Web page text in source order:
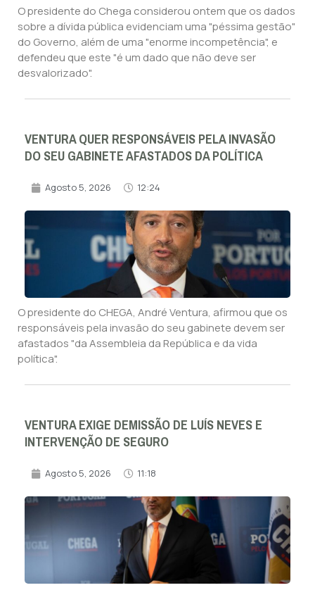
O presidente do Chega considerou ontem que os dados
sobre a dívida pública evidenciam uma "péssima gestão"
do Governo, além de uma "enorme incompetência", e
defendeu que este "é um dado que não deve ser
desvalorizado".
VENTURA QUER RESPONSÁVEIS PELA INVASÃO
DO SEU GABINETE AFASTADOS DA POLÍTICA
Agosto 5, 2026 12:24
O presidente do CHEGA, André Ventura, afirmou que os
responsáveis pela invasão do seu gabinete devem ser
afastados "da Assembleia da República e da vida
política".
VENTURA EXIGE DEMISSÃO DE LUÍS NEVES E
INTERVENÇÃO DE SEGURO
Agosto 5, 2026 11:18